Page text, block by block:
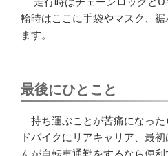
輪時はここに手袋やマスク、
ます。
最後にひとこと
持ち運ぶことが苦痛になった
ドバイクにリアキャリア、最
んが自転車通勤をするなら便利